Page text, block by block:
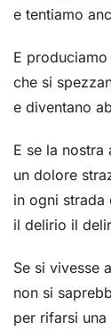
e tentiamo
E
che si
e diventano
E se la
un dolore
in ogni strada
il delirio il
Se si vivesse
non si
per rifarsi